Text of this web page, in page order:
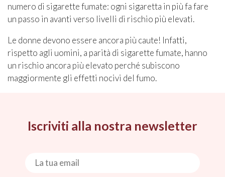
numero di sigarette fumate: ogni sigaretta in più fa fare
un passo in avanti verso livelli di rischio più elevati.
Le donne devono essere ancora più caute! Infatti,
rispetto agli uomini, a parità di sigarette fumate, hanno
un rischio ancora più elevato perché subiscono
maggiormente gli effetti nocivi del fumo.
Iscriviti alla nostra newsletter